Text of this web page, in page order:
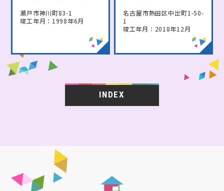
瀬戸市神川町83-1
竣工年月：1998年6月
名古屋市熱田区中出町1-50-
1
竣工年月：2018年12月
INDEX